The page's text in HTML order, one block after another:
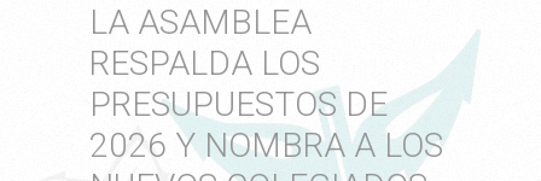
LA ASAMBLEA
RESPALDA LOS
PRESUPUESTOS DE
2026 Y NOMBRA A LOS